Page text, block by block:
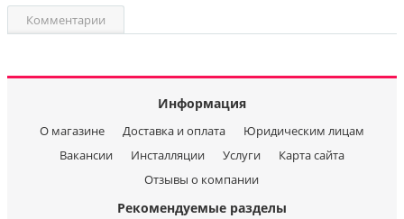
Комментарии
Информация
О магазине Доставка и оплата
Юридическим лицам
Вакансии
Инсталляции Услуги
Карта сайта
Отзывы о компании
Рекомендуемые разделы